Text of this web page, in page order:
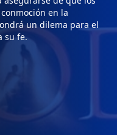
en la
un dilema para el
su fe.